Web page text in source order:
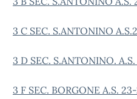
3 C SEC. S.ANTONINO
3 D SEC. S.ANTONINO.
3 F SEC. BORGONE A.S.